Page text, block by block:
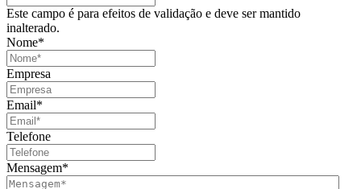
Este campo é para efeitos de validação e deve ser mantido
inalterado.
Nome*
Empresa
Email*
Telefone
Mensagem*